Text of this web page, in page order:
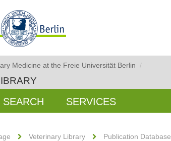
Medicine at the Freie Universität Berlin /
SEARCH SERVICES
Veterinary Library Publication Database